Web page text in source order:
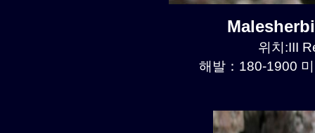
위치:III
해발：180-1900